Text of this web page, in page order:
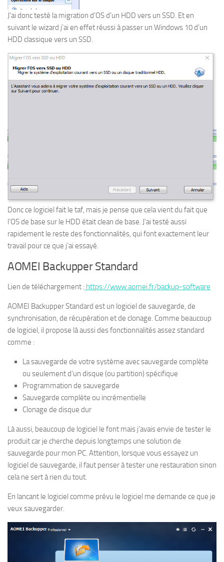
J’ai donc testé la migration d’OS d’un HDD vers un SSD. Et en
suivant le wizard j’ai en effet réussi à passer un Windows 10 d’un
HDD classique vers un SSD.
Donc ce logiciel fait le taf, mais je pense que cela vient du fait que
l’OS de base sur le HDD était clean de base. J’ai testé aussi
rapidement le reste des fonctionnalités, qui font exactement leur
travail pour ce que j’ai essayé.
AOMEI Backupper Standard
Lien de téléchargement : https://www.aomei.fr/backup-software
AOMEI Backupper Standard est un logiciel de sauvegarde, de
synchronisation, de récupération et de clonage. Comme beaucoup
de logiciel, il propose là aussi des fonctionnalités assez standard
comme :
La sauvegarde de votre système avec sauvegarde complète
ou seulement d’un disque (ou partition) spécifique
Programmation de sauvegarde
Sauvegarde complète ou incrémentielle
Clonage de disque dur
Là aussi, beaucoup de logiciel le font mais j’avais envie de tester le
produit car je cherche depuis longtemps une solution de
sauvegarde pour mon PC. Attention, lorsque vous essayez un
logiciel de sauvegarde, il faut penser à tester une restauration sinon
cela ne sert à rien du tout.
En lancant le logiciel comme prévu le logiciel me demande ce que je
veux sauvegarder.